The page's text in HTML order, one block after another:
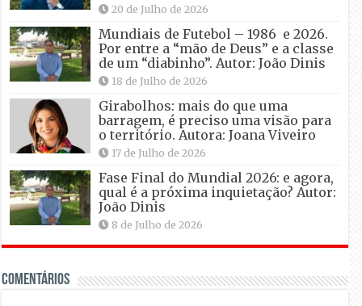
20 de Julho de 2026
Mundiais de Futebol – 1986 e 2026.
Por entre a “mão de Deus” e a classe
de um “diabinho”. Autor: João Dinis
18 de Julho de 2026
Girabolhos: mais do que uma
barragem, é preciso uma visão para
o território. Autora: Joana Viveiro
17 de Julho de 2026
Fase Final do Mundial 2026: e agora,
qual é a próxima inquietação? Autor:
João Dinis
8 de Julho de 2026
Comentários